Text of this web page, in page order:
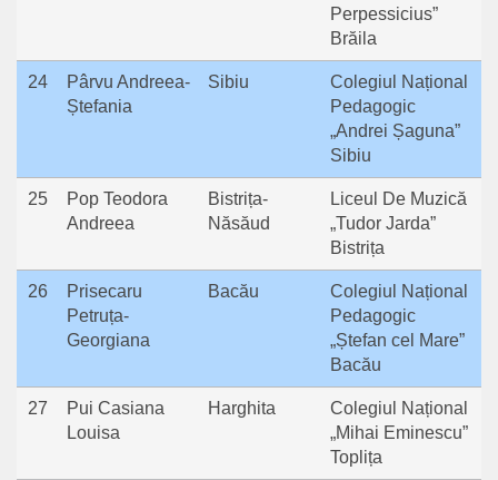
Perpessicius”
Brăila
24
Pârvu Andreea-
Ștefania
Sibiu
Colegiul Național
Pedagogic
„Andrei Șaguna”
Sibiu
25
Pop Teodora
Andreea
Bistrița-
Năsăud
Liceul De Muzică
„Tudor Jarda”
Bistrița
26
Prisecaru
Petruța-
Georgiana
Bacău
Colegiul Național
Pedagogic
„Ștefan cel Mare”
Bacău
27
Pui Casiana
Louisa
Harghita
Colegiul Național
„Mihai Eminescu”
Toplița